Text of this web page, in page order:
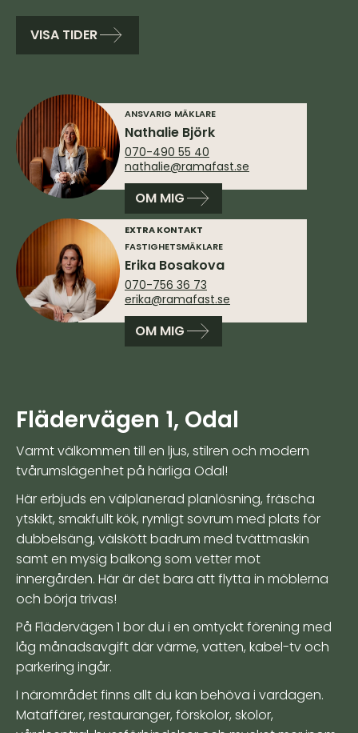
VISA TIDER
ANSVARIG MÄKLARE
Nathalie Björk
070-490 55 40
nathalie@ramafast.se
OM MIG
EXTRA KONTAKT
FASTIGHETSMÄKLARE
Erika Bosakova
070-756 36 73
erika@ramafast.se
OM MIG
Flädervägen 1, Odal
Varmt välkommen till en ljus, stilren och modern
tvårumslägenhet på härliga Odal!
Här erbjuds en välplanerad planlösning, fräscha
ytskikt, smakfullt kök, rymligt sovrum med plats för
dubbelsäng, välskött badrum med tvättmaskin
samt en mysig balkong som vetter mot
innergården. Här är det bara att flytta in möblerna
och börja trivas!
På Flädervägen 1 bor du i en omtyckt förening med
låg månadsavgift där värme, vatten, kabel-tv och
parkering ingår.
I närområdet finns allt du kan behöva i vardagen.
Mataffärer, restauranger, förskolor, skolor,